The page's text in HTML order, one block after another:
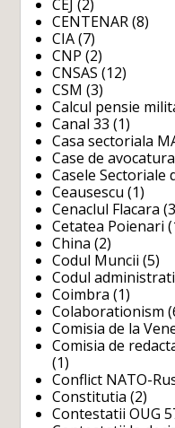
CEJ (2)
CENTENAR (8)
CIA (7)
CNP (2)
CNSAS (12)
CSM (3)
Calcul pensie
Canal 33 (1)
Casa sectoriala
Case de avocatura
Casele Sectoriale
Ceausescu (1)
Cenaclul Flacara
Cetatea Poienari
China (2)
Codul Muncii (5)
Codul
Coimbra (1)
Colaborationism
Comisia de la
Comisia de
(1)
Conflict NATO-
Constitutia (2)
Contestatii OUG